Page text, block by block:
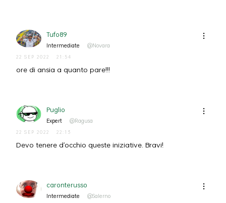
Tufo89
Intermediate @Novara
22 SEP 2022 21:54
ore di ansia a quanto pare!!!
Puglio
Expert @Ragusa
22 SEP 2022 22:13
Devo tenere d'occhio queste iniziative. Bravi!
caronterusso
Intermediate @Salerno